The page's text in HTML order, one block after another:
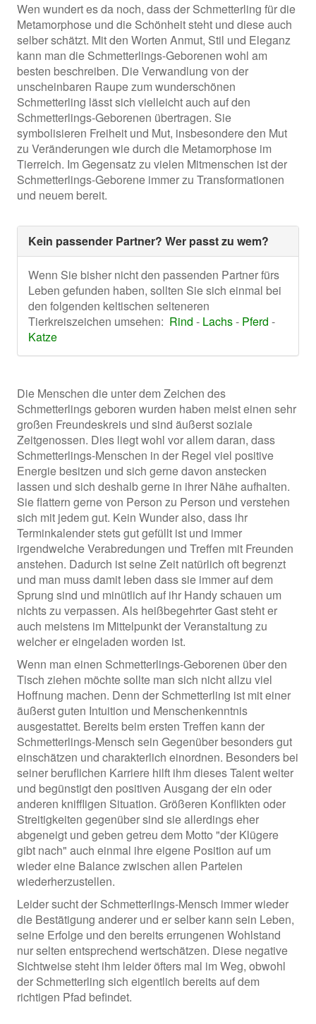
Wen wundert es da noch, dass der Schmetterling für die
Metamorphose und die Schönheit steht und diese auch
selber schätzt. Mit den Worten Anmut, Stil und Eleganz
kann man die Schmetterlings-Geborenen wohl am
besten beschreiben. Die Verwandlung von der
unscheinbaren Raupe zum wunderschönen
Schmetterling lässt sich vielleicht auch auf den
Schmetterlings-Geborenen übertragen. Sie
symbolisieren Freiheit und Mut, insbesondere den Mut
zu Veränderungen wie durch die Metamorphose im
Tierreich. Im Gegensatz zu vielen Mitmenschen ist der
Schmetterlings-Geborene immer zu Transformationen
und neuem bereit.
Kein passender Partner? Wer passt zu wem?
Wenn Sie bisher nicht den passenden Partner fürs
Leben gefunden haben, sollten Sie sich einmal bei
den folgenden keltischen selteneren
Tierkreiszeichen umsehen: Rind - Lachs- Pferd -
Katze
Die Menschen die unter dem Zeichen des
Schmetterlings geboren wurden haben meist einen sehr
großen Freundeskreis und sind äußerst soziale
Zeitgenossen. Dies liegt wohl vor allem daran, dass
Schmetterlings-Menschen in der Regel viel positive
Energie besitzen und sich gerne davon anstecken
lassen und sich deshalb gerne in ihrer Nähe aufhalten.
Sie flattern gerne von Person zu Person und verstehen
sich mit jedem gut. Kein Wunder also, dass ihr
Terminkalender stets gut gefüllt ist und immer
irgendwelche Verabredungen und Treffen mit Freunden
anstehen. Dadurch ist seine Zeit natürlich oft begrenzt
und man muss damit leben dass sie immer auf dem
Sprung sind und minütlich auf ihr Handy schauen um
nichts zu verpassen. Als heißbegehrter Gast steht er
auch meistens im Mittelpunkt der Veranstaltung zu
welcher er eingeladen worden ist.
Wenn man einen Schmetterlings-Geborenen über den
Tisch ziehen möchte sollte man sich nicht allzu viel
Hoffnung machen. Denn der Schmetterling ist mit einer
äußerst guten Intuition und Menschenkenntnis
ausgestattet. Bereits beim ersten Treffen kann der
Schmetterlings-Mensch sein Gegenüber besonders gut
einschätzen und charakterlich einordnen. Besonders bei
seiner beruflichen Karriere hilft ihm dieses Talent weiter
und begünstigt den positiven Ausgang der ein oder
anderen kniffligen Situation. Größeren Konflikten oder
Streitigkeiten gegenüber sind sie allerdings eher
abgeneigt und geben getreu dem Motto "der Klügere
gibt nach" auch einmal ihre eigene Position auf um
wieder eine Balance zwischen allen Parteien
wiederherzustellen.
Leider sucht der Schmetterlings-Mensch immer wieder
die Bestätigung anderer und er selber kann sein Leben,
seine Erfolge und den bereits errungenen Wohlstand
nur selten entsprechend wertschätzen. Diese negative
Sichtweise steht ihm leider öfters mal im Weg, obwohl
der Schmetterling sich eigentlich bereits auf dem
richtigen Pfad befindet.